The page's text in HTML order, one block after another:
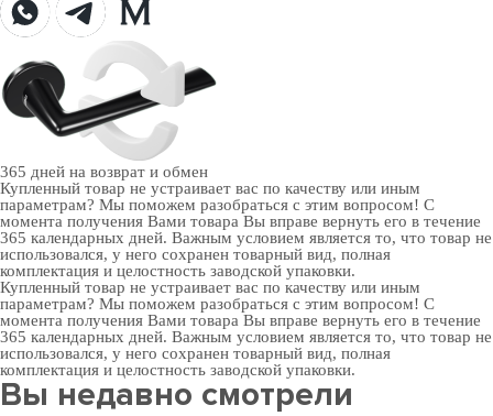
365 дней на возврат и обмен
Купленный товар не устраивает вас по качеству или иным
параметрам? Мы поможем разобраться с этим вопросом! С
момента получения Вами товара Вы вправе вернуть его в течение
365 календарных дней. Важным условием является то, что товар не
использовался, у него сохранен товарный вид, полная
комплектация и целостность заводской упаковки.
Купленный товар не устраивает вас по качеству или иным
параметрам? Мы поможем разобраться с этим вопросом! С
момента получения Вами товара Вы вправе вернуть его в течение
365 календарных дней. Важным условием является то, что товар не
использовался, у него сохранен товарный вид, полная
комплектация и целостность заводской упаковки.
Вы недавно смотрели